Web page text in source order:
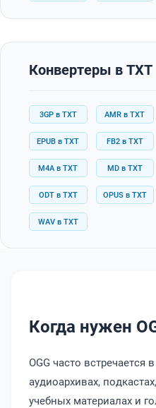
Конвертеры в TXT
3GP в TXT AMR в TXT
EPUB в TXT FB2 в TXT
M4A в TXT MD в TXT
ODT в TXT OPUS в TXT
WAV в TXT
Когда нужен
OGG часто встречается
аудиоархивах,
учебных материалах и